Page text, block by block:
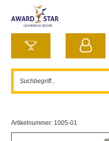
Artikelnummer: 1005-01